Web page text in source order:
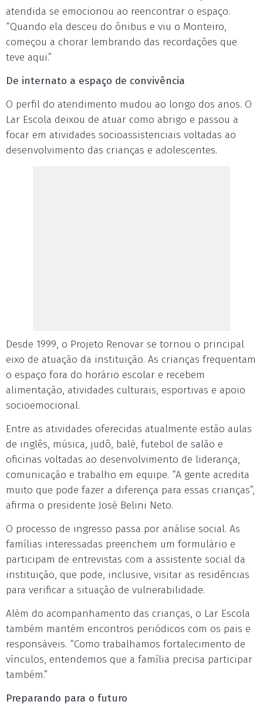
atendida se emocionou ao reencontrar o espaço.
“Quando ela desceu do ônibus e viu o Monteiro,
começou a chorar lembrando das recordações que
teve aqui.”
De internato a espaço de convivência
O perfil do atendimento mudou ao longo dos anos. O
Lar Escola deixou de atuar como abrigo e passou a
focar em atividades socioassistenciais voltadas ao
desenvolvimento das crianças e adolescentes.
Desde 1999, o Projeto Renovar se tornou o principal
eixo de atuação da instituição. As crianças frequentam
o espaço fora do horário escolar e recebem
alimentação, atividades culturais, esportivas e apoio
socioemocional.
Entre as atividades oferecidas atualmente estão aulas
de inglês, música, judô, balé, futebol de salão e
oficinas voltadas ao desenvolvimento de liderança,
comunicação e trabalho em equipe. “A gente acredita
muito que pode fazer a diferença para essas crianças”,
afirma o presidente José Belini Neto.
O processo de ingresso passa por análise social. As
famílias interessadas preenchem um formulário e
participam de entrevistas com a assistente social da
instituição, que pode, inclusive, visitar as residências
para verificar a situação de vulnerabilidade.
Além do acompanhamento das crianças, o Lar Escola
também mantém encontros periódicos com os pais e
responsáveis. “Como trabalhamos fortalecimento de
vínculos, entendemos que a família precisa participar
também.”
Preparando para o futuro